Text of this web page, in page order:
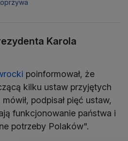
Karola
poinformował, że
kilku ustaw przyjętych
podpisał pięć ustaw,
funkcjonowanie państwa i
potrzeby Polaków".